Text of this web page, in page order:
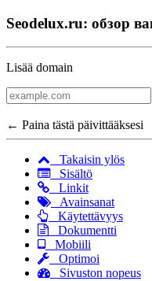
Seodelux.ru: обзор
Lisää domain
← Paina tästä päivittääksesi
Takaisin ylös
Sisältö
Linkit
Avainsanat
Käytettävyys
Dokumentti
Mobiili
Optimoi
Sivuston nopeus